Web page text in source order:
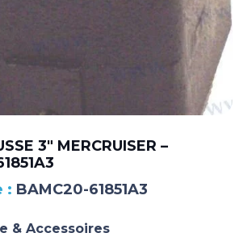
3″ MERCRUISER –
BAMC20-61851A3
& Accessoires